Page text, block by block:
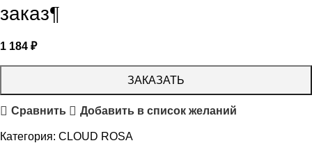
заказ¶
1 184 ₽
ЗАКАЗАТЬ
Сравнить Добавить в список желаний
Категория: CLOUD ROSA